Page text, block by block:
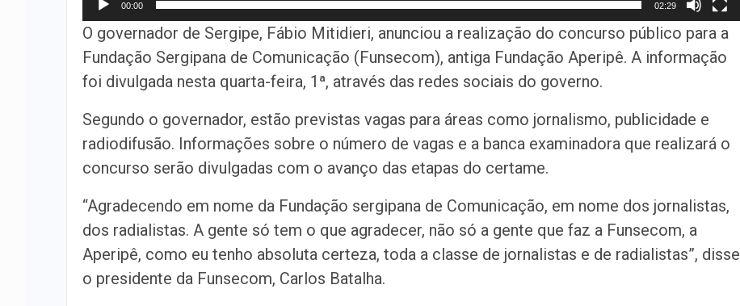
00:00 02:29
O governador de Sergipe, Fábio Mitidieri, anunciou a realização do concurso público para a
Fundação Sergipana de Comunicação (Funsecom), antiga Fundação Aperipê. A informação
foi divulgada nesta quarta-feira, 1ª, através das redes sociais do governo.
Segundo o governador, estão previstas vagas para áreas como jornalismo, publicidade e
radiodifusão. Informações sobre o número de vagas e a banca examinadora que realizará o
concurso serão divulgadas com o avanço das etapas do certame.
“Agradecendo em nome da Fundação sergipana de Comunicação, em nome dos jornalistas,
dos radialistas. A gente só tem o que agradecer, não só a gente que faz a Funsecom, a
Aperipê, como eu tenho absoluta certeza, toda a classe de jornalistas e de radialistas”, disse
o presidente da Funsecom, Carlos Batalha.